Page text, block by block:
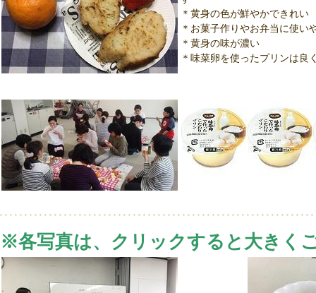
＊黄身の色が鮮やかできれい
＊お菓子作りやお弁当に使い
＊黄身の味が濃い
＊味菜卵を使ったプリンは良
※各写真は、クリックすると大きく